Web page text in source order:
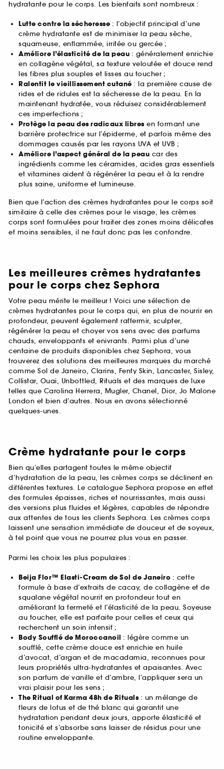
hydratante pour le corps. Les bienfaits sont nombreux :
Lutte contre la sécheresse : l’objectif principal d’une
crème hydratante est de minimiser la peau sèche,
squameuse, enflammée, irritée ou gercée ;
Améliore l’élasticité de la peau : généralement enrichie
en collagène végétal, sa texture veloutée et douce rend
les fibres plus souples et lisses au toucher ;
Ralentit le vieillissement cutané : la première cause de
rides et de ridules est la sécheresse de la peau. En la
maintenant hydratée, vous réduisez considérablement
ces imperfections ;
Protège la peau des radicaux libresen formant une
barrière protectrice sur l’épiderme, et parfois même des
dommages causés par les rayons UVA et UVB ;
Améliore l’aspect général de la peau car des
ingrédients comme les céramides, acides gras essentiels
et vitamines aident à régénérer la peau et à la rendre
plus saine, uniforme et lumineuse.
Bien que l’action des crèmes hydratantes pour le corps soit
similaire à celle des crèmes pour le visage, les crèmes
corps sont formulées pour traiter des zones moins délicates
et moins sensibles, il ne faut donc pas les confondre.
Les meilleures crèmes hydratantes
pour le corps chez Sephora
Votre peau mérite le meilleur ! Voici une sélection de
crèmes hydratantes pour le corps qui, en plus de nourrir en
profondeur, peuvent également raffermir, sculpter,
régénérer la peau et choyer vos sens avec des parfums
chauds, enveloppants et enivrants. Parmi plus d’une
centaine de produits disponibles chez Sephora, vous
trouverez des solutions des meilleures marques du marché
comme Sol de Janeiro, Clarins, Fenty Skin, Lancaster, Sisley,
Collistar, Ouai, Unbottled, Rituals et des marques de luxe
telles que Carolina Herrera, Mugler, Chanel, Dior, Jo Malone
London et bien d’autres. Nous en avons sélectionné
quelques-unes.
Crème hydratante pour le corps
Bien qu’elles partagent toutes le même objectif
d’hydratation de la peau, les crèmes corps se déclinent en
différentes textures. Le catalogue Sephora propose en effet
des formules épaisses, riches et nourrissantes, mais aussi
des versions plus fluides et légères, capables de répondre
aux attentes de tous les clients Sephora. Les crèmes corps
laissent une sensation immédiate de douceur et de soyeux,
à tel point que vous ne pourrez plus vous en passer.
Parmi les choix les plus populaires :
Beija Flor™ Elasti-Cream de Sol de Janeiro : cette
formule à base d’extraits de cacay, de collagène et de
squalane végétal nourrit en profondeur tout en
améliorant la fermeté et l’élasticité de la peau. Soyeuse
au toucher, elle est parfaite pour celles et ceux qui
recherchent un soin intensif ;
Body Soufflé de Moroccanoil : légère comme un
soufflé, cette crème douce est enrichie en huile
d’avocat, d’argan et de macadamia, reconnues pour
leurs propriétés ultra-hydratantes et apaisantes. Avec
son parfum de vanille et d’ambre, l’appliquer sera un
vrai plaisir pour les sens ;
The Ritual of Karma 48h de Rituals: un mélange de
fleurs de lotus et de thé blanc qui garantit une
hydratation pendant deux jours, apporte élasticité et
tonicité et s’absorbe sans laisser de résidus pour une
routine enveloppante.